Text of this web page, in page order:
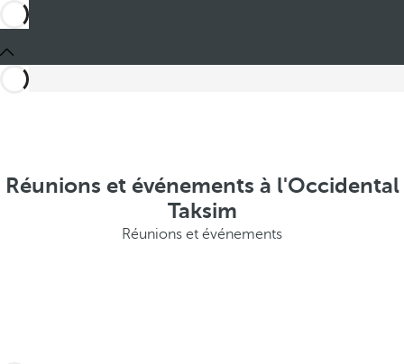
Réunions et événements à l'Occidental
Taksim
Réunions et événements